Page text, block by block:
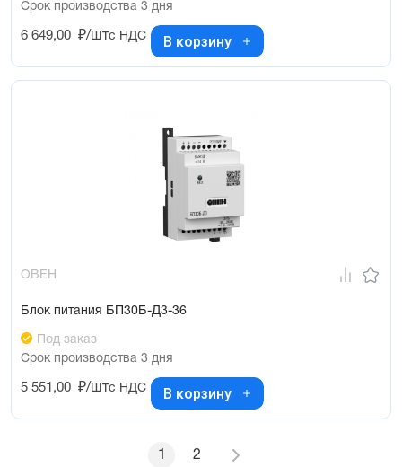
Срок производства 3 дня
6 649,00 ₽/штс НДС В корзину
ОВЕН
Блок питания БП30Б-Д3-36
Под заказ
Срок производства 3 дня
5 551,00 ₽/штс НДС В корзину
2